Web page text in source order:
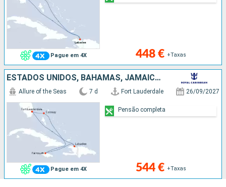
Pague em 4X 448 € +Taxas
ESTADOS UNIDOS, BAHAMAS, JAMAICA, HAITI
Pague em 4X
Allure of the Seas 7 d Fort Lauderdale 26/09/2027
544 € +Taxas
Pensão completa